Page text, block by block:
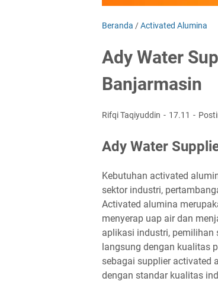
Beranda /Activated Alumina
Ady Water
Banjarmasin
Rifqi Taqiyuddin 17.11
Ady Water
Kebutuhan activated
sektor industri,
Activated alumina
menyerap uap air dan
aplikasi industri, pemilihan
langsung dengan kualitas
sebagai supplier activated
dengan standar kualitas